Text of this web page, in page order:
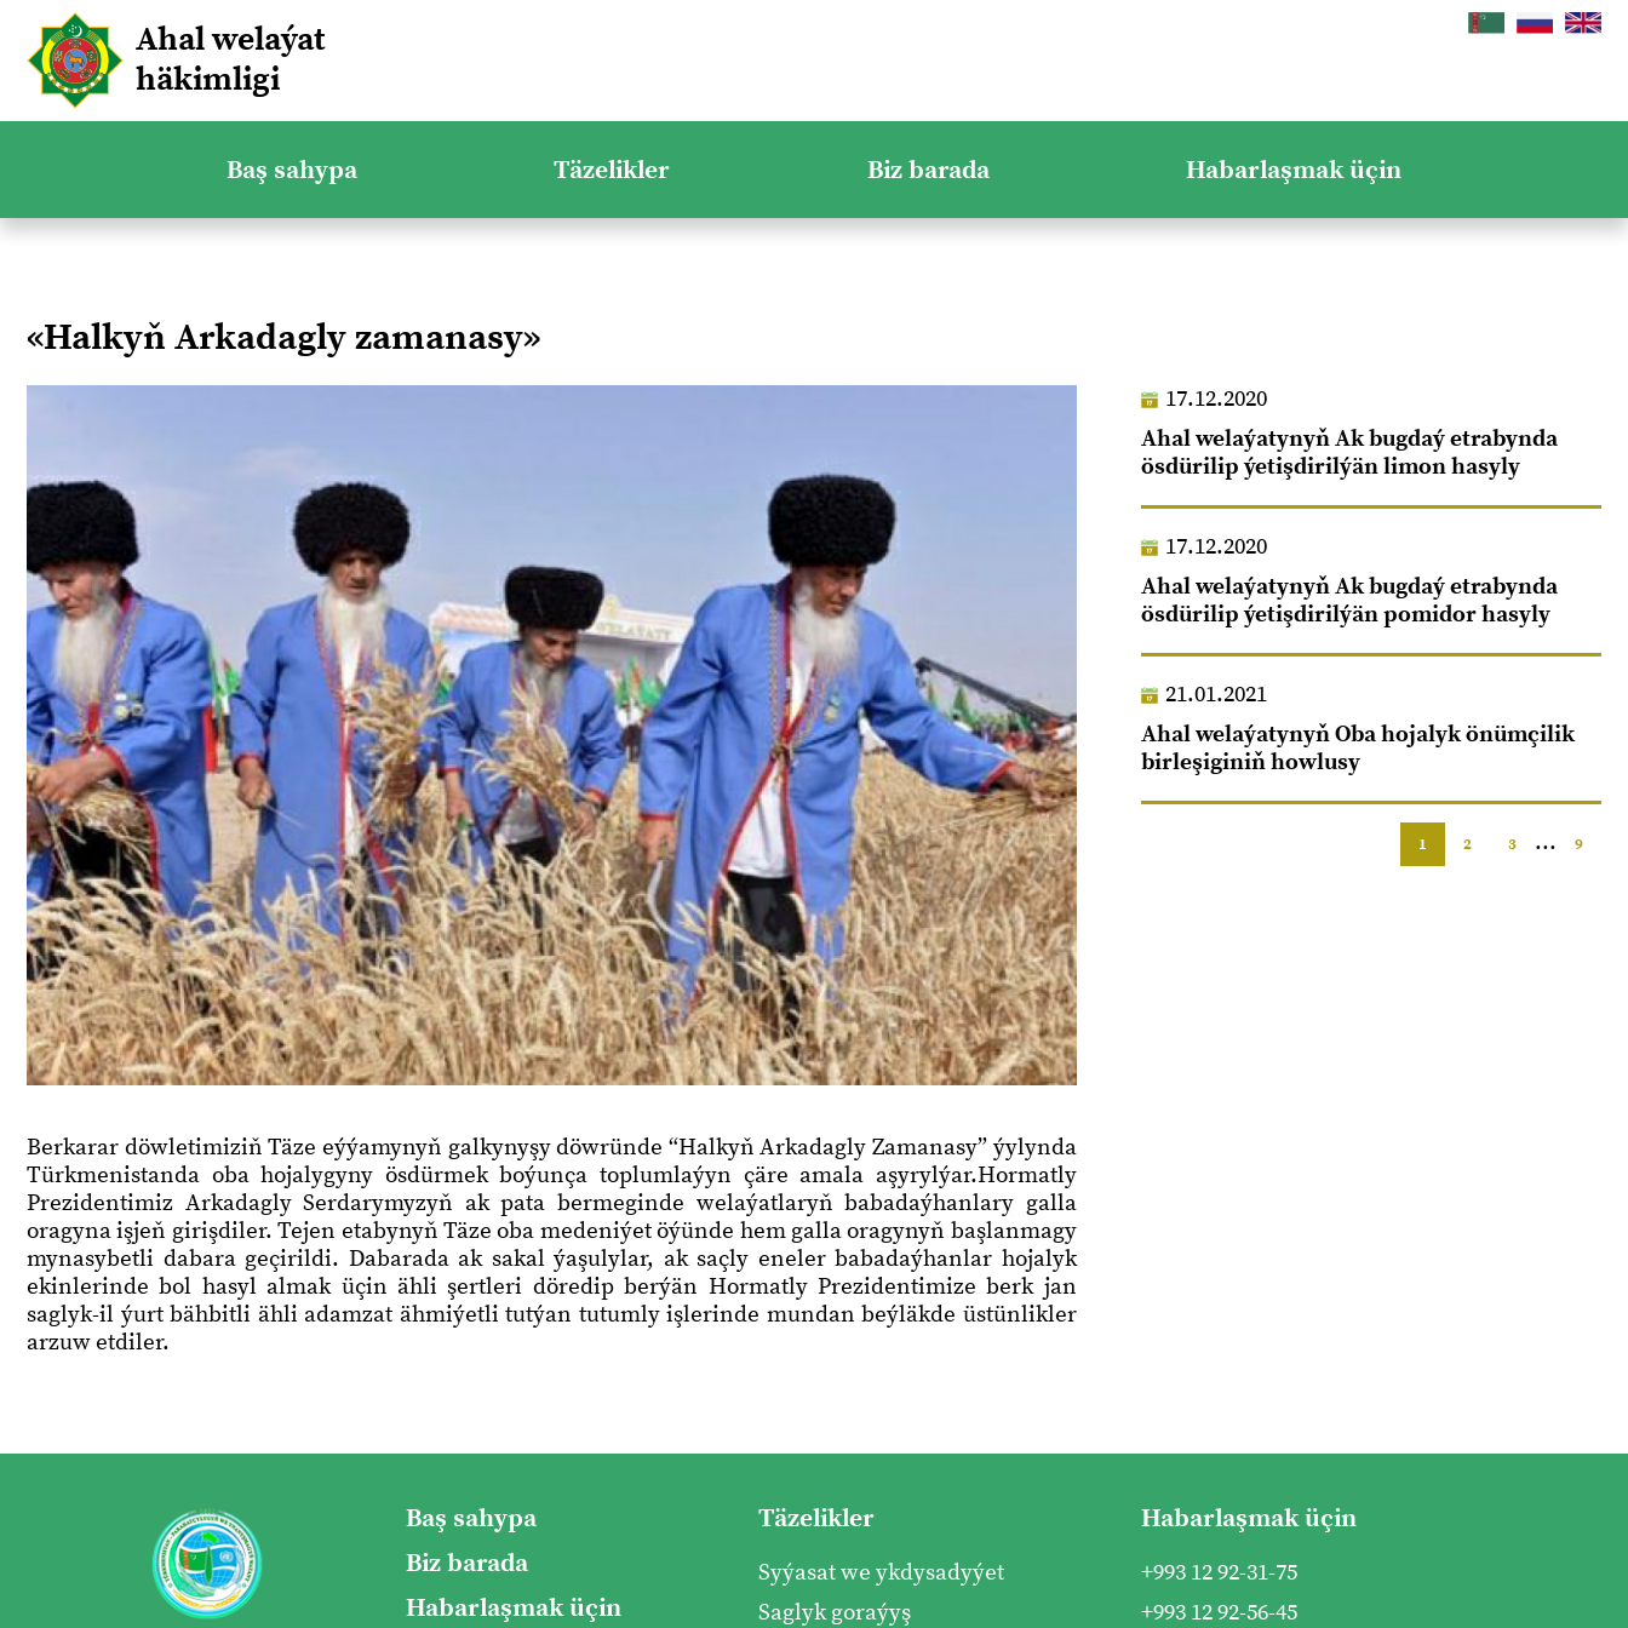
Ahal welaýat
häkimligi
Baş sahypa Täzelikler Biz barada Habarlaşmak üçin
«Halkyň Arkadagly zamanasy»
Berkarar döwletimiziň Täze eýýamynyň galkynyşy döwründe “Halkyň Arkadagly Zamanasy” ýylynda
Türkmenistanda oba hojalygyny ösdürmek boýunça toplumlaýyn çäre amala aşyrylýar.Hormatly
Prezidentimiz Arkadagly Serdarymyzyň ak pata bermeginde welaýatlaryň babadaýhanlary galla
oragyna işjeň girişdiler. Tejen etabynyň Täze oba medeniýet öýünde hem galla oragynyň başlanmagy
mynasybetli dabara geçirildi. Dabarada ak sakal ýaşulylar, ak saçly eneler babadaýhanlar hojalyk
ekinlerinde bol hasyl almak üçin ähli şertleri döredip berýän Hormatly Prezidentimize berk jan
saglyk-il ýurt bähbitli ähli adamzat ähmiýetli tutýan tutumly işlerinde mundan beýläkde üstünlikler
arzuw etdiler.
17.12.2020
Ahal welaýatynyň Ak bugdaý etrabynda
ösdürilip ýetişdirilýän limon hasyly
17.12.2020
Ahal welaýatynyň Ak bugdaý etrabynda
ösdürilip ýetişdirilýän pomidor hasyly
21.01.2021
Ahal welaýatynyň Oba hojalyk önümçilik
birleşiginiň howlusy
1 2 3 ... 9
Baş sahypa
Biz barada
Habarlaşmak üçin
Täzelikler
Syýasat we ykdysadyýet
Saglyk goraýyş
Habarlaşmak üçin
+993 12 92-31-75
+993 12 92-56-45